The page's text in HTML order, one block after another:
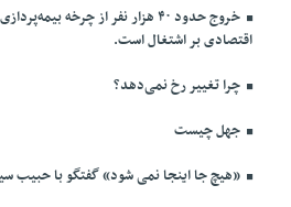
خروج حدود ۴۰ هزار نفر از چرخه
اقتصادی بر اشتغال است.
چرا تغییر رخ نمی‌دهد؟
جهل چیست
«هیچ جا اینجا نمی شود» گفتگو با حبیب